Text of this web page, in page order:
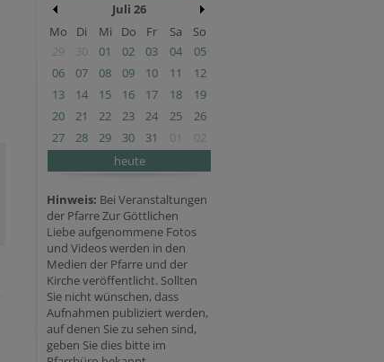
Juli 26
Mo
Di Mi Do Fr Sa
So
29
30 01 02 03 04
05
06
07 08 09 10 11
12
13
14 15 16 17 18
19
20
21 22 23 24 25
26
27
28 29 30 31 01
02
heute
Hinweis: Bei Veranstaltungen
der Pfarre Zur Göttlichen
Liebe aufgenommene Fotos
und Videos werden in den
Medien der Pfarre und der
Kirche veröffentlicht. Sollten
Sie nicht wünschen, dass
Aufnahmen publiziert werden,
auf denen Sie zu sehen sind,
geben Sie dies bitte im